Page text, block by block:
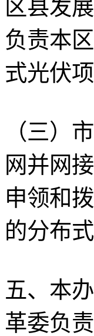
区县发
负责本
式光伏
（三）
网并网
申领和
的分布
五、本
革委负责